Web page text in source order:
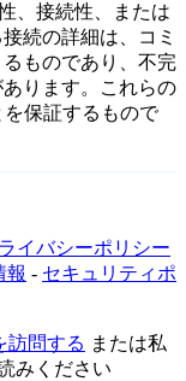
、接続性、または
続の詳細は、コミ
ものであり、不完
ります。これらの
保証するもので
イバシーポリシー
報 - セキュリティポ
訪問する または私
みください